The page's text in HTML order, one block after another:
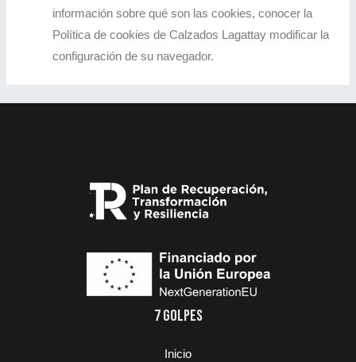
información sobre qué son las cookies, conocer la
Política de cookies de Calzados Lagattay modificar la
configuración de su navegador.
7 GOLPES
Inicio